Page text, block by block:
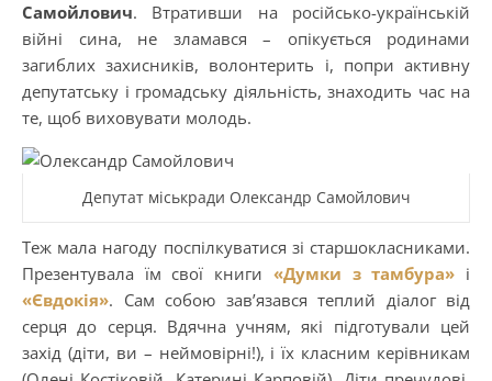
Самойлович. Втративши на російсько-українській
війні сина, не зламався – опікується родинами
загиблих захисників, волонтерить і, попри активну
депутатську і громадську діяльність, знаходить час на
те, щоб виховувати молодь.
Депутат міськради Олександр Самойлович
Теж мала нагоду поспілкуватися зі старшокласниками.
Презентувала їм свої книги «Думки з тамбура» і
«Євдокія». Сам собою зав’язався теплий діалог від
серця до серця. Вдячна учням, які підготували цей
захід (діти, ви – неймовірні!), і їх класним керівникам